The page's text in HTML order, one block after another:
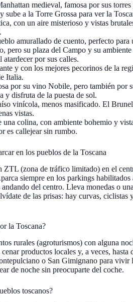
medieval, famosa por sus
sube a la Torre Grossa para ver la
con un aire misterioso y vistas
amurallado de cuento, perfecto
pero su plaza del Campo y su
por sus calles.
y con los mejores pecorinos de la
Italia.
por su vino Nobile, pero también por
y disfruta de la puesta de sol.
vinícola, menos masificado. El
vistas.
una colina, con ambiente bohemio y
es callejear sin rumbo.
en los pueblos de la Toscana
ZTL (zona de tráfico limitado) en el
siempre en los parkings
del centro. Lleva monedas o
de las prisas: hay curvas,
la Toscana?
rurales (agroturismos) con alguna
productos locales y, a veces,
o San Gimignano para
de noche sin preocuparte del coche.
toscanos?